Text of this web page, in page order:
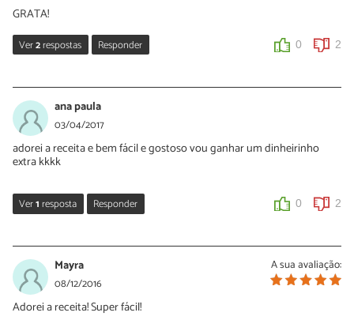
GRATA!
Ver2respostas Responder 0 2
08/05/2017
Oi Daniele. Você pode pegar em qualquer receita que goste mais
e colocar o emblema ou as cores do time. Boa festa!
DANIELE ALVES
OBRIGADA!
0 1
ana paula
03/04/2017
adorei a receita e bem fácil e gostoso vou ganhar um dinheirinho
extra kkkk
Ver1resposta Responder 0 2
Oi Ana Paula!
Obrigada pelo seu comentário!
A sua avaliação:
Mayra
08/12/2016
Adorei a receita! Super fácil!